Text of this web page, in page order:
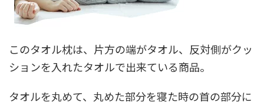
このタオル枕は、片方の端がタオル、反対側がクッ
ションを入れたタオルで出来ている商品。
タオルを丸めて、丸めた部分を寝た時の首の部分に